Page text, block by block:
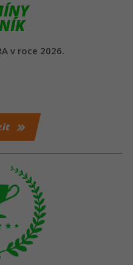
v roce 2026.